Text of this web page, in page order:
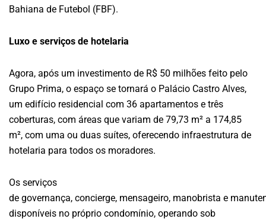
Bahiana de Futebol (FBF).
Luxo e serviços de hotelaria
Agora, após um investimento de R$ 50 milhões feito pelo
Grupo Prima, o espaço se tornará o Palácio Castro Alves,
um edifício residencial com 36 apartamentos e três
coberturas, com áreas que variam de 79,73 m² a 174,85
m², com uma ou duas suítes, oferecendo infraestrutura de
hotelaria para todos os moradores.
Os serviços
de governança, concierge, mensageiro, manobrista e
disponíveis no próprio condomínio, operando sob